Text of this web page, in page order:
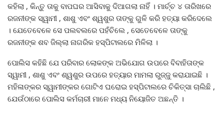
କହିଲା , କିନ୍ତୁ ତାକୁ ବାପଘର ଆସିବାକୁ ଦିଆଗଲା ନାହିଁ । ମାର୍ଚ୍ଚ ୪ ତାରିଖରେ
ରଜନୀଙ୍କ ସ୍ୱାମୀ , ଶାଶୁ ଏବଂ ଶ୍ୱଶୁର ତାଙ୍କୁ ଗୁଳି କରି ହତ୍ୟା କରିଦେଲେ
। ଯେତେବେଳେ ସେ ପଲବଲରେ ପହଁଚିଲେ , ସେତେବେଳେ ତାଙ୍କୁ
ରଜନୀଙ୍କ ଶବ ଜିଲ୍ଲା ନାଗରିକ ହସ୍ପିଟାଲରେ ମିଳିଲା ।
ପୋଲିସ କହିଛି ଯେ ପରିବାର ଲୋକଙ୍କ ଅଭିଯୋଗ ଉପରେ ବିବାହିତାଙ୍କ
ସ୍ୱାମୀ , ଶାଶୁ ଏବଂ ଶ୍ୱଶୁର ଉପରେ ହତ୍ୟାର ମାମଲା ରୁଜ୍ଜୁ କରାଯାଇଛି ।
ମହିଳାଙ୍କର ସ୍ୱାମୀଙ୍କର ଗୋଟିଏ ଘରୋଇ ହସ୍ପିଟାଲରେ ଚିକିତ୍ସା ଚାଲିଛି ,
ଯେଉଁଠାରେ ପୋଲିସ କର୍ମଚାରୀ ମାନେ ମଧ୍ୟ ନିୟୋଜିତ ଅଛନ୍ତି ।